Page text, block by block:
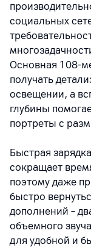
социальных
Основная
получать
освещении, а
глубины
портреты с
Быстрая
сокращает
поэтому даже
быстро
дополнений –
объемного
для удобной и